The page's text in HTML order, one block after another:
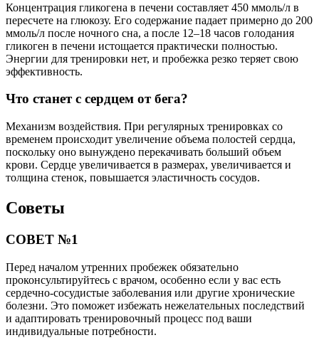
Концентрация гликогена в печени составляет 450 ммоль/л в
пересчете на глюкозу. Его содержание падает примерно до 200
ммоль/л после ночного сна, а после 12–18 часов голодания
гликоген в печени истощается практически полностью.
Энергии для тренировки нет, и пробежка резко теряет свою
эффективность.
Что станет с сердцем от бега?
Механизм воздействия. При регулярных тренировках со
временем происходит увеличение объема полостей сердца,
поскольку оно вынуждено перекачивать больший объем
крови. Сердце увеличивается в размерах, увеличивается и
толщина стенок, повышается эластичность сосудов.
Советы
СОВЕТ №1
Перед началом утренних пробежек обязательно
проконсультируйтесь с врачом, особенно если у вас есть
сердечно-сосудистые заболевания или другие хронические
болезни. Это поможет избежать нежелательных последствий
и адаптировать тренировочный процесс под ваши
индивидуальные потребности.